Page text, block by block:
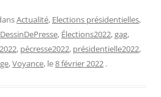
Actualité, Elections présidentielles,
DessinDePresse, Élections2022,gag,
, pécresse2022, présidentielle2022,
,Voyance, le8 février 2022 .